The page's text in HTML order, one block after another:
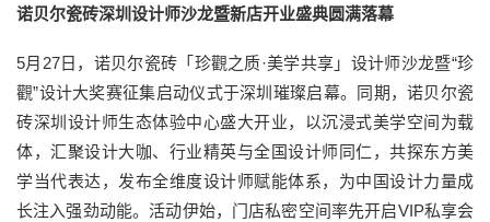
诺贝尔瓷砖深圳设计师沙龙暨新店开业盛典圆满落幕
5月27日，诺贝尔瓷砖「珍觀之质·美学共享」设计师沙龙暨“珍
觀”设计大奖赛征集启动仪式于深圳璀璨启幕。同期，诺贝尔瓷
砖深圳设计师生态体验中心盛大开业，以沉浸式美学空间为载
体，汇聚设计大咖、行业精英与全国设计师同仁，共探东方美
学当代表达，发布全维度设计师赋能体系，为中国设计力量成
长注入强劲动能。活动伊始，门店私密空间率先开启VIP私享会